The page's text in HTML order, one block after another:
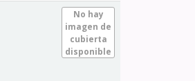
No hay
imagen de
cubierta
disponible